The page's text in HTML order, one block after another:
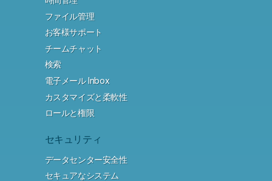
ファイル管理
お客様サポート
チームチャット
検索
電子メール Inbox
カスタマイズと柔軟性
ロールと権限
セキュリティ
データセンター安全性
セキュアなシステム